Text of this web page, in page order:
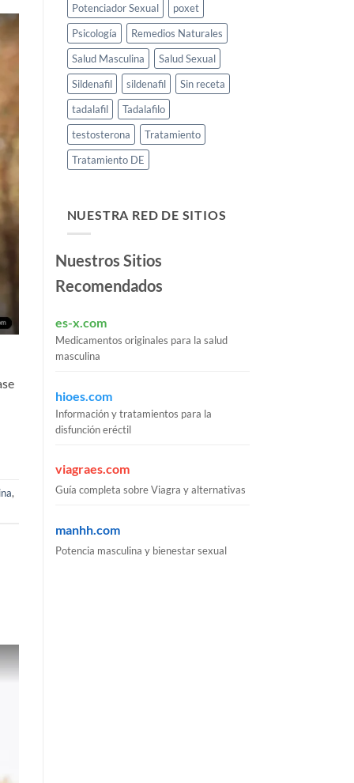
,
Potenciador Sexual
poxet
Psicología
Remedios Naturales
Salud Masculina
Salud Sexual
Sildenafil
sildenafil
Sin receta
tadalafil
Tadalafilo
testosterona
Tratamiento
Tratamiento DE
NUESTRA RED DE SITIOS
Nuestros Sitios
Recomendados
es-x.com
Medicamentos originales para la salud
masculina
hioes.com
Información y tratamientos para la
disfunción eréctil
viagraes.com
Guía completa sobre Viagra y alternativas
manhh.com
Potencia masculina y bienestar sexual